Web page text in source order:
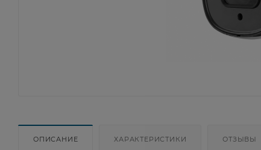
ОПИСАНИЕ ХАРАКТЕРИСТИКИ ОТЗЫВЫ